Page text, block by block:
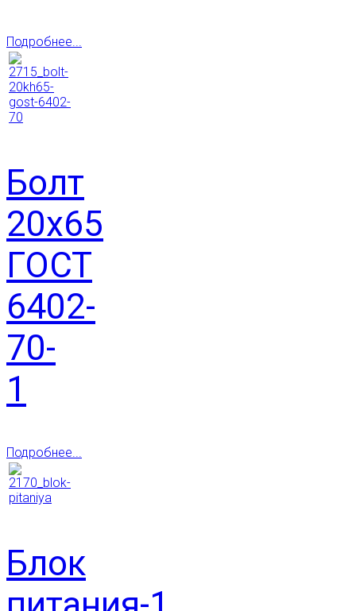
Подробнее...
Болт
20х65
ГОСТ
6402-
70-
1
Подробнее...
Блок